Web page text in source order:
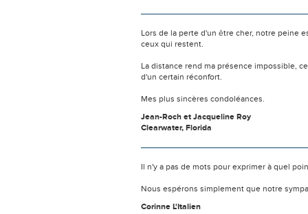
Lors de la perte d'un être cher, notre peine
ceux qui restent.
La distance rend ma présence impossible,
d'un certain réconfort.
Mes plus sincères condoléances.
Jean-Roch et Jacqueline Roy
Clearwater, Florida
Il n'y a pas de mots pour exprimer à quel
Nous espérons simplement que notre
Corinne L'Italien